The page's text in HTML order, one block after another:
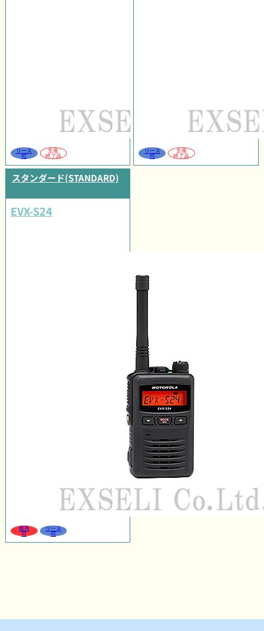
リース
可
生産
終了品
リース
可
生産
終了品
スタンダード(STANDARD)
EVX-S24
販売
可
リース
可